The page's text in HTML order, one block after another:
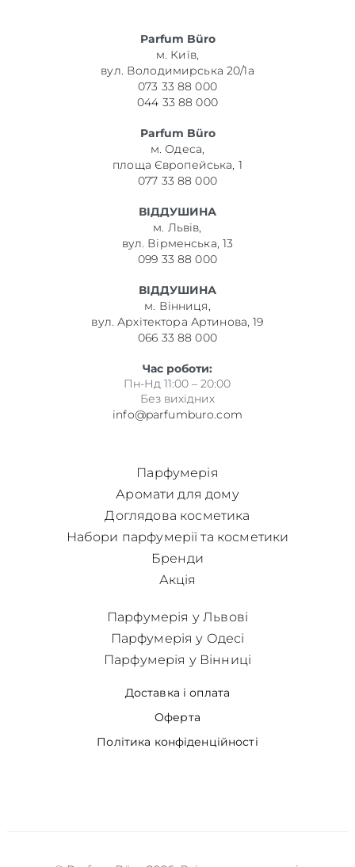
Parfum Büro
м. Київ,
вул. Володимирська 20/1а
073 33 88 000
044 33 88 000
Parfum Büro
м. Одеса,
площа Європейська, 1
077 33 88 000
ВІДДУШИНА
м. Львів,
вул. Вірменська, 13
099 33 88 000
ВІДДУШИНА
м. Вінниця,
вул. Архітектора Артинова, 19
066 33 88 000
Час роботи:
Пн-Нд 11:00 – 20:00
Без вихідних
info@parfumburo.com
Парфумерія
Аромати для дому
Доглядова косметика
Набори парфумерії та косметики
Бренди
Акція
Доставка і оплата
Оферта
Політика конфіденційності
Парфумерія у Львові
Парфумерія у Одесі
Парфумерія у Вінниці